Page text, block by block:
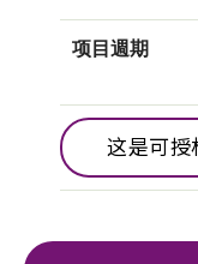
项目週期
这是可授